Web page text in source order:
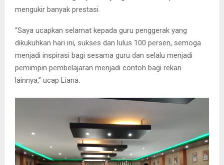
mengukir banyak prestasi.
“Saya ucapkan selamat kepada guru penggerak yang
dikukuhkan hari ini, sukses dan lulus 100 persen, semoga
menjadi inspirasi bagi sesama guru dan selalu menjadi
pemimpin pembelajaran menjadi contoh bagi rekan
lainnya,” ucap Liana.